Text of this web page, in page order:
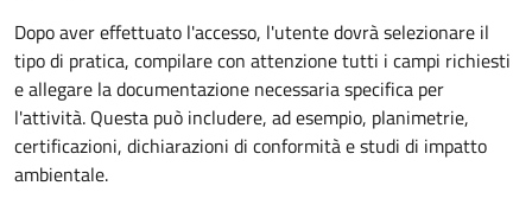
Dopo aver effettuato l'accesso, l'utente dovrà selezionare il
tipo di pratica, compilare con attenzione tutti i campi richiesti
e allegare la documentazione necessaria specifica per
l'attività. Questa può includere, ad esempio, planimetrie,
certificazioni, dichiarazioni di conformità e studi di impatto
ambientale.